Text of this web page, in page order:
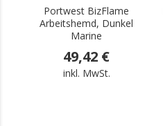
Portwest BizFlame
Arbeitshemd, Dunkel
Marine
49,42 €
inkl. MwSt.